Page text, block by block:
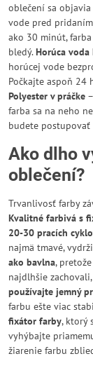
oblečení sa
vode pred
ako 30 minút,
bledý.Horúca
horúcej vode
Počkajte aspoň 24
Polyester v práčke
farba sa na neho
budete
Ako dlho
oblečení?
Trvanlivosť farby
Kvalitné farbivá s
20-30 pracích
najmä tmavé,
ako bavlna,
najdlhšie zachovali,
používajte jemný
farbu ešte viac
fixátor farby, ktorý
vyhýbajte
žiarenie farbu